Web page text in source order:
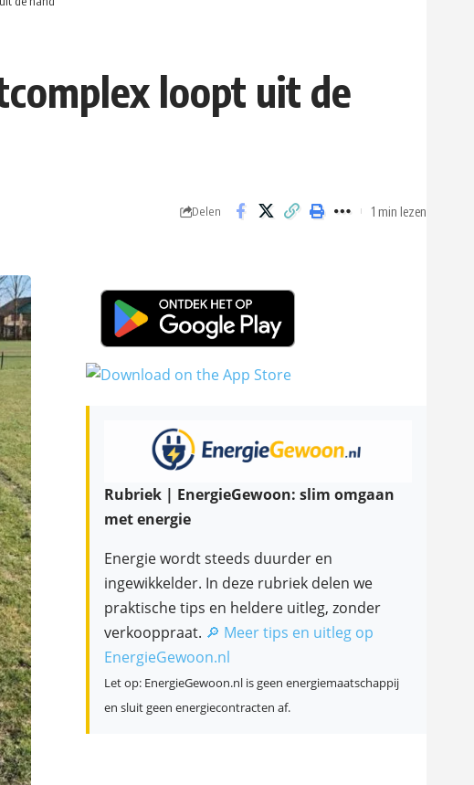
loopt uit de
Delen 1 min lezen
Rubriek | EnergieGewoon: slim omgaan
met energie
Energie wordt steeds duurder en
ingewikkelder. In deze rubriek delen we
praktische tips en heldere uitleg, zonder
verkooppraat. 🔎 Meer tips en uitleg op
EnergieGewoon.nl
Let op: EnergieGewoon.nl is geen energiemaatschappij
en sluit geen energiecontracten af.